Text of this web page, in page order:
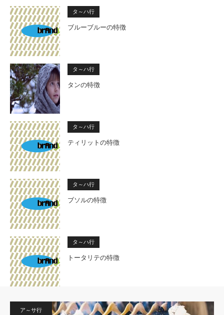
タ～ハ行
ブルーブルーの特徴
タ～ハ行
タンの特徴
タ～ハ行
ティリットの特徴
タ～ハ行
ブソルの特徴
タ～ハ行
トータリテの特徴
ア～サ行